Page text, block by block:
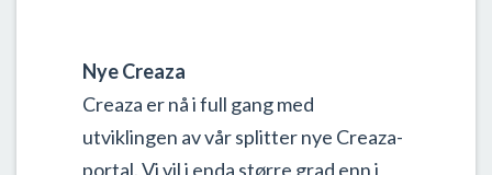
Nye Creaza
Creaza er nå i full gang med
utviklingen av vår splitter nye Creaza-
portal. Vi vil i enda større grad enn i